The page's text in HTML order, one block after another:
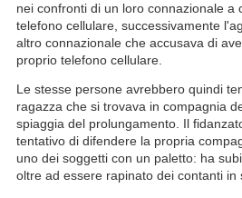
nei confronti di un loro connazionale a
telefono cellulare, successivamente
altro connazionale che accusava di
proprio telefono cellulare.
Le stesse persone avrebbero quindi
ragazza che si trovava in compagnia
spiaggia del prolungamento. Il
tentativo di difendere la propria
uno dei soggetti con un paletto: ha
oltre ad essere rapinato dei contanti in